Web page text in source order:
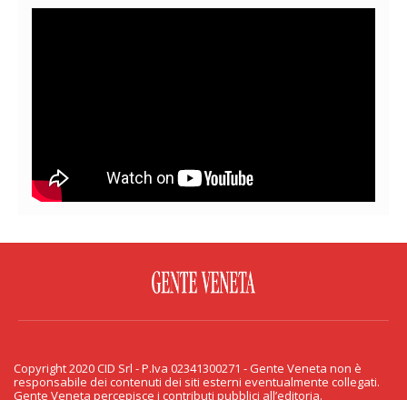
PRIVACY & COOKIE
Copyright 2020 CID Srl - P.Iva 02341300271 - Gente Veneta non è
responsabile dei contenuti dei siti esterni eventualmente collegati.
Gente Veneta percepisce i contributi pubblici all’editoria.